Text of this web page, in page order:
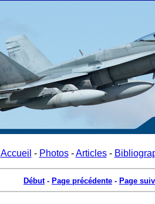
Accueil - Photos-Articles-
Début- Page précédente - Page